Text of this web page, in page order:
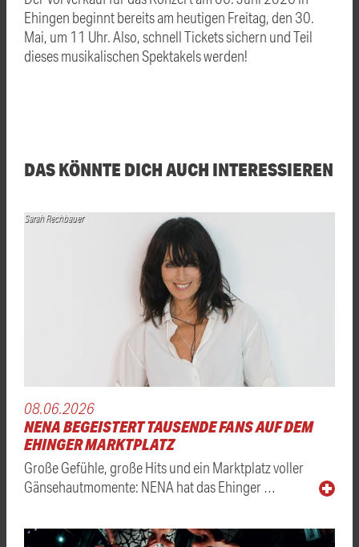
Ehingen beginnt bereits am heutigen Freitag, den 30.
Mai, um 11 Uhr. Also, schnell Tickets sichern und Teil
dieses musikalischen Spektakels werden!
DAS KÖNNTE DICH AUCH INTERESSIEREN
Sarah Rechbauer
08.06.2026
NENA BEGEISTERT TAUSENDE FANS AUF DEM
EHINGER MARKTPLATZ
Große Gefühle, große Hits und ein Marktplatz voller
Gänsehautmomente: NENA hat das Ehinger …